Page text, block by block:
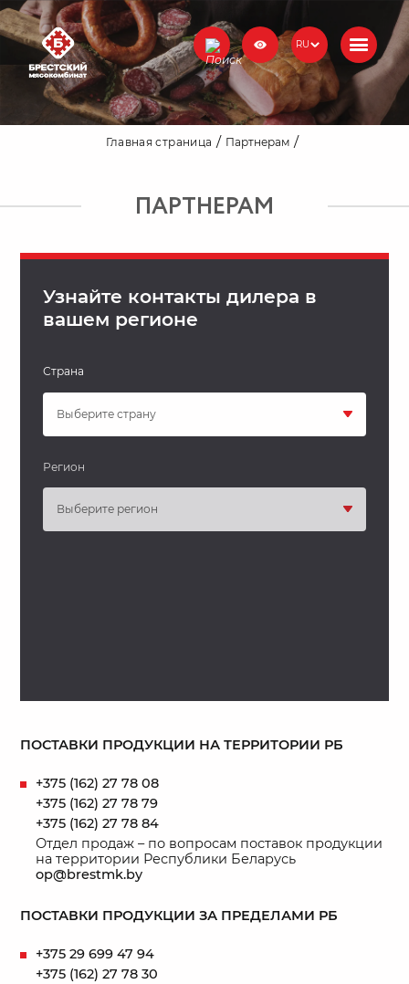
RU
Главная страница Партнерам
ПАРТНЕРАМ
Узнайте контакты дилера в
вашем регионе
Страна
Выберите страну
Регион
Выберите регион
ПОСТАВКИ ПРОДУКЦИИ НА ТЕРРИТОРИИ РБ
+375 (162) 27 78 08
+375 (162) 27 78 79
+375 (162) 27 78 84
Отдел продаж – по вопросам поставок продукции
на территории Республики Беларусь
op@brestmk.by
ПОСТАВКИ ПРОДУКЦИИ ЗА ПРЕДЕЛАМИ РБ
+375 29 699 47 94
+375 (162) 27 78 30